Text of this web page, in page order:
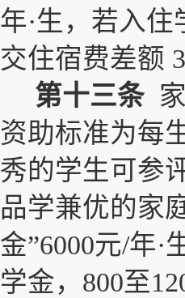
年·生，若入
交住宿费差额
第十三条家
资助标准为每
秀的学生可参
品学兼优的家
金”6000元/年
学金，800至